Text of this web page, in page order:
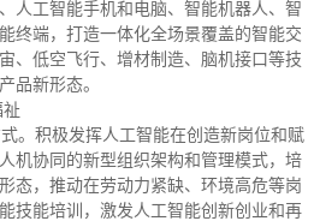
人工智能手机和电脑、智能机器人、智
终端，打造一体化全场景覆盖的智能交
、低空飞行、增材制造、脑机接口等技
品新形态。
祉
。积极发挥人工智能在创造新岗位和赋
机协同的新型组织架构和管理模式，培
态，推动在劳动力紧缺、环境高危等岗
技能培训，激发人工智能创新创业和再